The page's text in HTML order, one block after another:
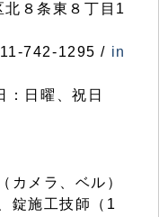
８条東８丁目1
742-1295 / in
日曜、祝日
カメラ、ベル）
錠施工技師（1